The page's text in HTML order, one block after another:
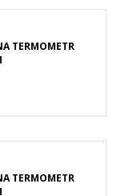
TERMOMETR
TERMOMETR